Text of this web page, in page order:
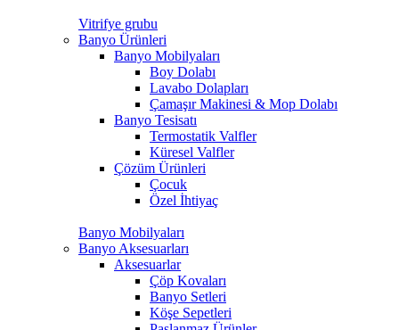
Vitrifye grubu
Banyo Ürünleri
Banyo Mobilyaları
Boy Dolabı
Lavabo Dolapları
Çamaşır Makinesi & Mop Dolabı
Banyo Tesisatı
Termostatik Valfler
Küresel Valfler
Çözüm Ürünleri
Çocuk
Özel İhtiyaç
Banyo Mobilyaları
Banyo Aksesuarları
Aksesuarlar
Çöp Kovaları
Banyo Setleri
Köşe Sepetleri